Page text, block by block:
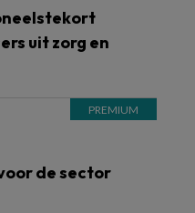
uit zorg en
de sector